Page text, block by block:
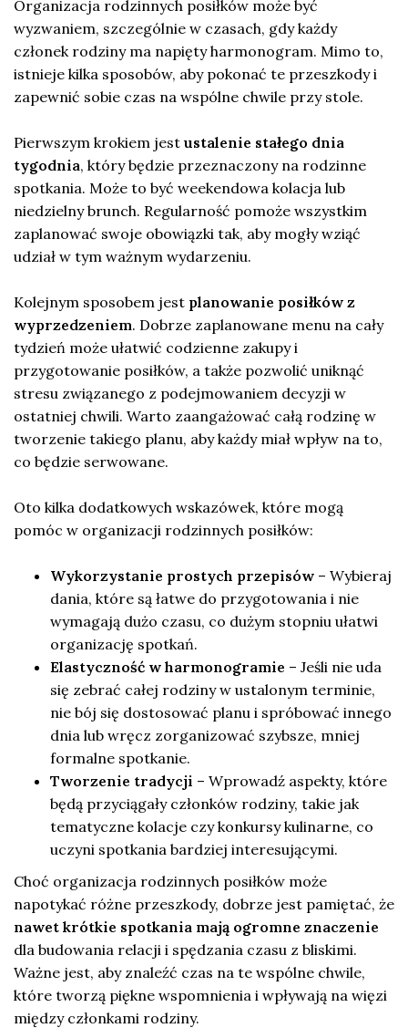
Organizacja rodzinnych posiłków może być
wyzwaniem, szczególnie w czasach, gdy każdy
członek rodziny ma napięty harmonogram. Mimo to,
istnieje kilka sposobów, aby pokonać te przeszkody i
zapewnić sobie czas na wspólne chwile przy stole.
Pierwszym krokiem jest ustalenie stałego dnia
tygodnia, który będzie przeznaczony na rodzinne
spotkania. Może to być weekendowa kolacja lub
niedzielny brunch. Regularność pomoże wszystkim
zaplanować swoje obowiązki tak, aby mogły wziąć
udział w tym ważnym wydarzeniu.
Kolejnym sposobem jest planowanie posiłków z
wyprzedzeniem. Dobrze zaplanowane menu na cały
tydzień może ułatwić codzienne zakupy i
przygotowanie posiłków, a także pozwolić uniknąć
stresu związanego z podejmowaniem decyzji w
ostatniej chwili. Warto zaangażować całą rodzinę w
tworzenie takiego planu, aby każdy miał wpływ na to,
co będzie serwowane.
Oto kilka dodatkowych wskazówek, które mogą
pomóc w organizacji rodzinnych posiłków:
Wykorzystanie prostych przepisów – Wybieraj
dania, które są łatwe do przygotowania i nie
wymagają dużo czasu, co dużym stopniu ułatwi
organizację spotkań.
Elastyczność w harmonogramie – Jeśli nie uda
się zebrać całej rodziny w ustalonym terminie,
nie bój się dostosować planu i spróbować innego
dnia lub wręcz zorganizować szybsze, mniej
formalne spotkanie.
Tworzenie tradycji – Wprowadź aspekty, które
będą przyciągały członków rodziny, takie jak
tematyczne kolacje czy konkursy kulinarne, co
uczyni spotkania bardziej interesującymi.
Choć organizacja rodzinnych posiłków może
napotykać różne przeszkody, dobrze jest pamiętać, że
nawet krótkie spotkania mają ogromne znaczenie
dla budowania relacji i spędzania czasu z bliskimi.
Ważne jest, aby znaleźć czas na te wspólne chwile,
które tworzą piękne wspomnienia i wpływają na więzi
między członkami rodziny.